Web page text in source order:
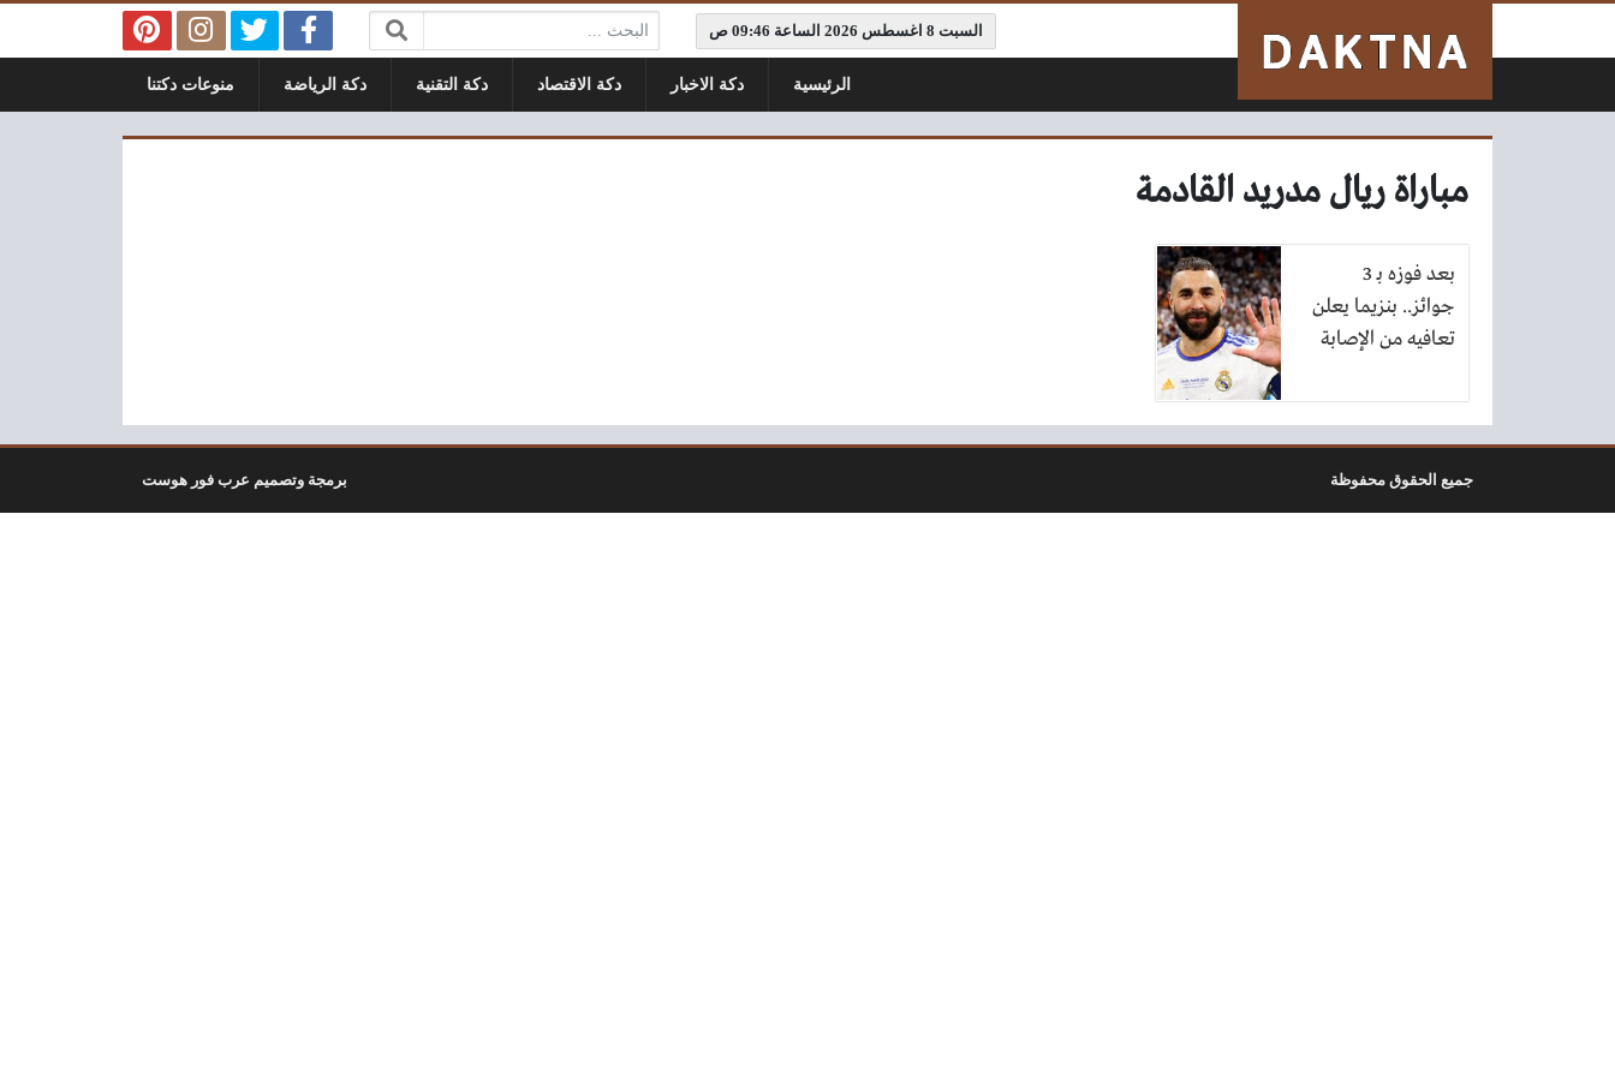
السبت 8 اغسطس 2026 الساعة 09:46 ص البحث:
الرئيسية دكة الاخبار دكة الاقتصاد دكة التقنية دكة الرياضة منوعات دكتنا
مباراة ريال مدريد القادمة
بعد فوزه بـ 3
جوائز.. بنزيما يعلن
تعافيه من الإصابة
جميع الحقوق محفوظة برمجة وتصميم عرب فور هوست